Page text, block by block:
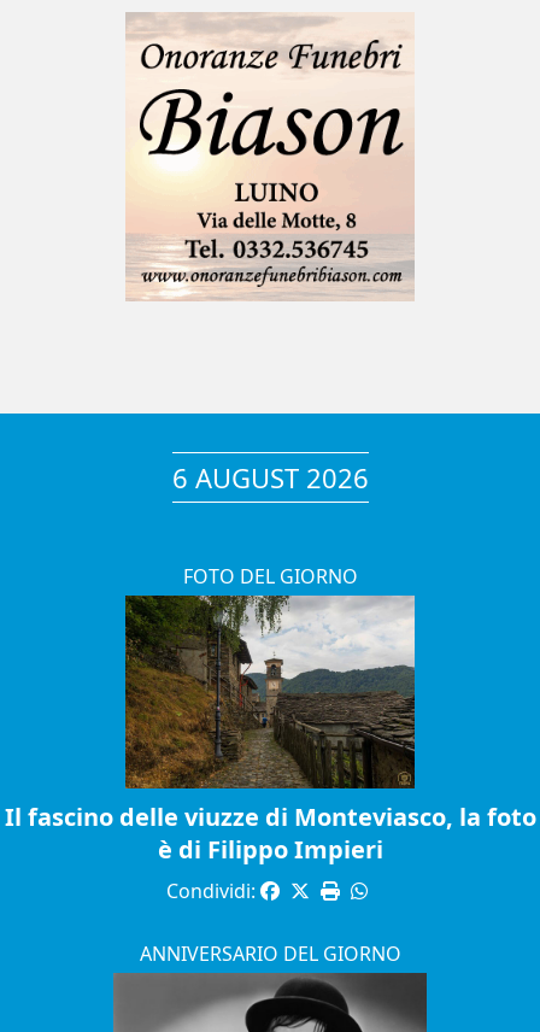
6 AUGUST 2026
FOTO DEL GIORNO
Il fascino delle viuzze di Monteviasco, la foto
è di Filippo Impieri
Condividi:
ANNIVERSARIO DEL GIORNO